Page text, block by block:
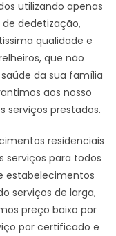
utilizando apenas
dedetização,
qualidade e
que não
da sua família
aos nosso
serviços prestados.
residenciais
serviços para todos
estabelecimentos
serviços de larga,
preço baixo por
por certificado e